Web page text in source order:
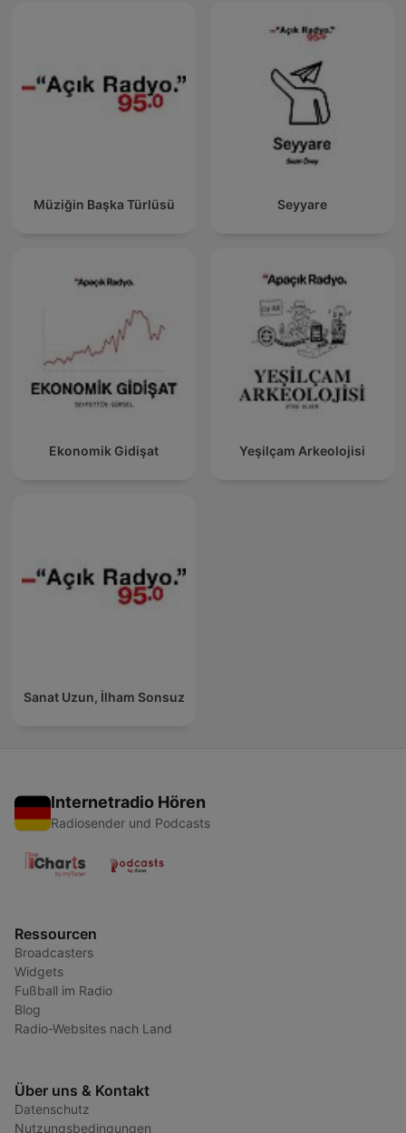
Müziğin Başka Türlüsü Seyyare
Ekonomik Gidişat Yeşilçam Arkeolojisi
Sanat Uzun, İlham Sonsuz
Internetradio Hören
Radiosender und Podcasts
Ressourcen
Broadcasters
Widgets
Fußball im Radio
Blog
Radio-Websites nach Land
Über uns & Kontakt
Datenschutz
Nutzungsbedingungen